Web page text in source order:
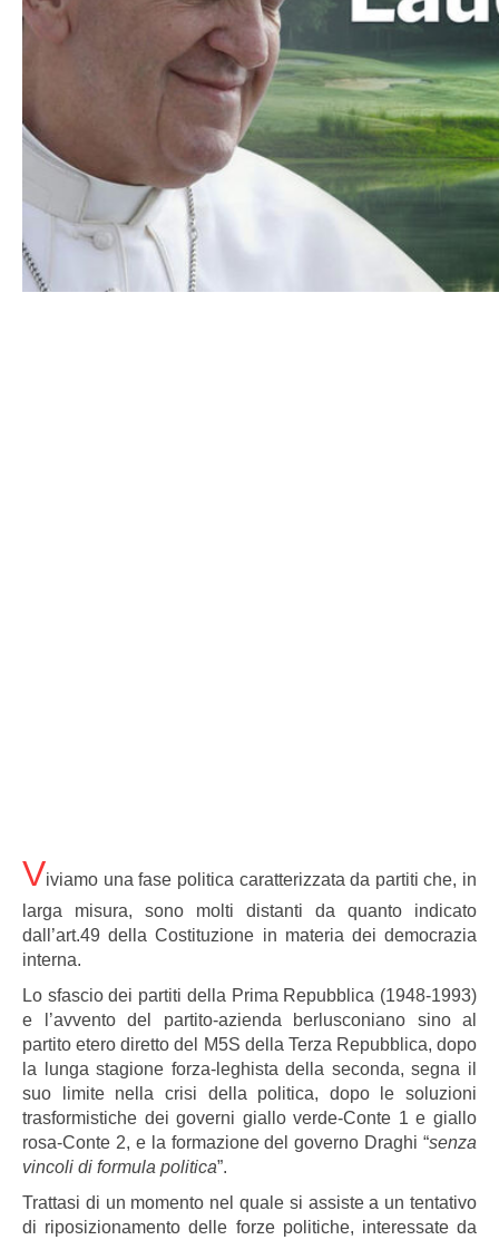
Viviamo una fase politica caratterizzata da partiti che, in
larga misura, sono molti distanti da quanto indicato
dall’art.49 della Costituzione in materia dei democrazia
interna.
Lo sfascio dei partiti della Prima Repubblica (1948-1993)
e l’avvento del partito-azienda berlusconiano sino al
partito etero diretto del M5S della Terza Repubblica, dopo
la lunga stagione forza-leghista della seconda, segna il
suo limite nella crisi della politica, dopo le soluzioni
trasformistiche dei governi giallo verde-Conte 1 e giallo
rosa-Conte 2, e la formazione del governo Draghi “senza
vincoli di formula politica”.
Trattasi di un momento nel quale si assiste a un tentativo
di riposizionamento delle forze politiche, interessate da